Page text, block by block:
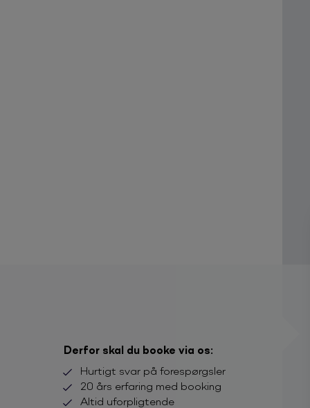
Derfor skal du booke via os:
Hurtigt svar på forespørgsler
20 års erfaring med booking
Altid uforpligtende